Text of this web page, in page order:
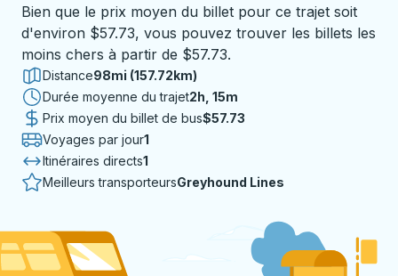
Bien que le prix moyen du billet pour ce trajet soit
d'environ $57.73, vous pouvez trouver les billets les
moins chers à partir de $57.73.
Distance98mi (157.72km)
Durée moyenne du trajet2 heures 15 minutes
2h, 15m
Prix moyen du billet de bus$57.73
Voyages par jour1
Itinéraires directs1
Meilleurs transporteursGreyhound Lines